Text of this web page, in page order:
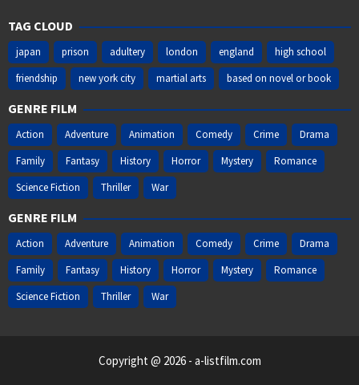
TAG CLOUD
japan prison adultery london england
high school
friendship
new york city martial arts based on novel or book
GENRE FILM
Action Adventure Animation Comedy Crime
Drama
Family
Fantasy History Horror Mystery
Romance
Science Fiction
Thriller War
GENRE FILM
Action Adventure Animation Comedy Crime
Drama
Family
Fantasy History Horror Mystery
Romance
Science Fiction
Thriller War
Copyright @ 2026 - a-listfilm.com